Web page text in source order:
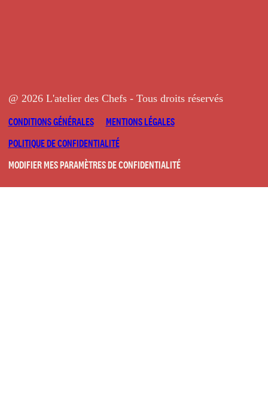
@ 2026 L'atelier des Chefs - Tous droits réservés
CONDITIONS GÉNÉRALES
MENTIONS LÉGALES
POLITIQUE DE CONFIDENTIALITÉ
MODIFIER MES PARAMÈTRES DE CONFIDENTIALITÉ